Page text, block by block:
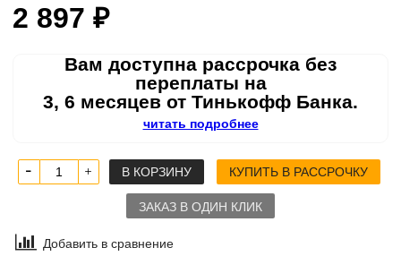
2 897 ₽
Вам доступна рассрочка без
переплаты на
3, 6 месяцев от Тинькофф Банка.
читать подробнее
В КОРЗИНУ КУПИТЬ В РАССРОЧКУ
ЗАКАЗ В ОДИН КЛИК
Добавить в сравнение